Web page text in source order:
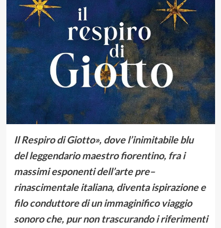
Il Respiro di Giotto», dove l’inimitabile blu
del leggendario maestro fiorentino, fra i
massimi esponenti dell’arte pre–
rinascimentale italiana, diventa ispirazione e
filo conduttore di un immaginifico viaggio
sonoro che, pur non trascurando i riferimenti